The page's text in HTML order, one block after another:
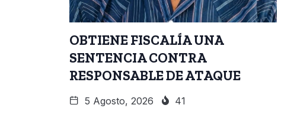
OBTIENE FISCALÍA UNA
SENTENCIA CONTRA
RESPONSABLE DE ATAQUE
5 Agosto, 2026 41